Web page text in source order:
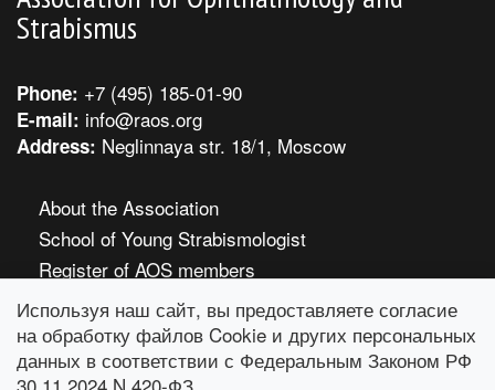
Strabismus
Phone: +7 (495) 185-01-90
E-mail: info@raos.org
Address: Neglinnaya str. 18/1, Moscow
About the Association
School of Young Strabismologist
Register of AOS members
Rules and Regulations for Membership in AOS
How to become a member
Webinars
Используя наш сайт, вы предоставляете согласие
на обработку файлов Cookie и других персональных
данных в соответствии с Федеральным Законом РФ